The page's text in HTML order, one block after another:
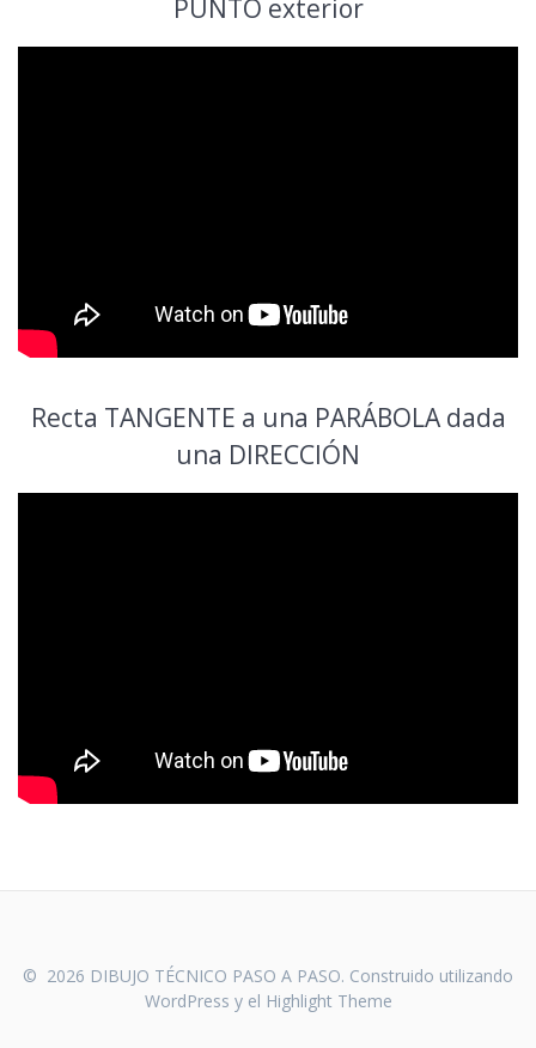
PUNTO exterior
Recta TANGENTE a una PARÁBOLA dada
una DIRECCIÓN
© 2026 DIBUJO TÉCNICO PASO A PASO. Construido utilizando
WordPress y el Highlight Theme